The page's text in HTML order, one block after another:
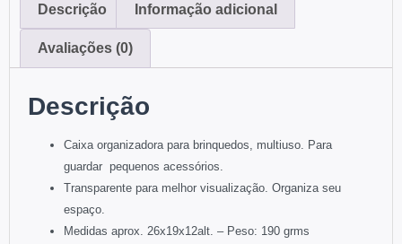
Descrição Informação adicional
Avaliações (0)
Descrição
Caixa organizadora para brinquedos, multiuso. Para
guardar pequenos acessórios.
Transparente para melhor visualização. Organiza seu
espaço.
Medidas aprox. 26x19x12alt. – Peso: 190 grms